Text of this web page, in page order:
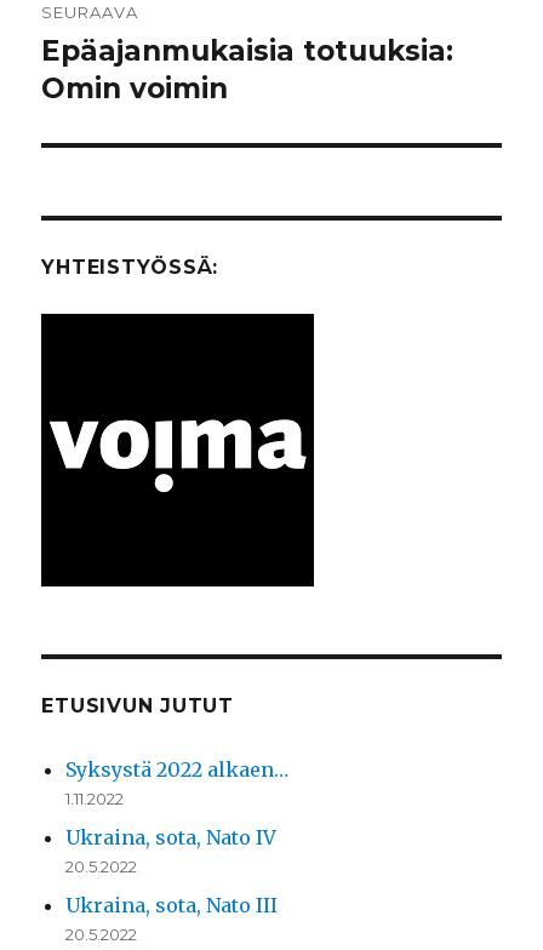
SEURAAVA
Seuraava
artikkeli:
Epäajanmukaisia totuuksia:
Omin voimin
YHTEISTYÖSSÄ:
ETUSIVUN JUTUT
Syksystä 2022 alkaen…
1.11.2022
Ukraina, sota, Nato IV
20.5.2022
Ukraina, sota, Nato III
20.5.2022